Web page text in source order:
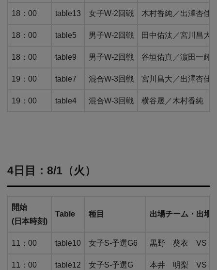
18：00 table13 女子W-2回戦 木村香純／出澤杏
18：00 table5 男子W-2回戦 田中佑汰／宮川昌
18：00 table9 男子W-2回戦 谷垣佑真／濵田一
19：00 table7 混合W-3回戦 宮川昌大／出澤杏
19：00 table4 混合W-3回戦 横谷晟／木村香純
4日目：8/1（火）
開始
(日本時刻)
Table 種目 出場チーム・出場
11：00 table10 女子S-予選G6 黒野 葵衣 VS
11：00 table12 女子S-予選G 本井 明梨 VS